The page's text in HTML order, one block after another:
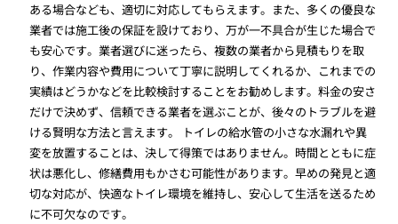
ある場合なども、適切に対応してもらえます。また、多くの優良な
業者では施工後の保証を設けており、万が一不具合が生じた場合で
も安心です。業者選びに迷ったら、複数の業者から見積もりを取
り、作業内容や費用について丁寧に説明してくれるか、これまでの
実績はどうかなどを比較検討することをお勧めします。料金の安さ
だけで決めず、信頼できる業者を選ぶことが、後々のトラブルを避
ける賢明な方法と言えます。 トイレの給水管の小さな水漏れや異
変を放置することは、決して得策ではありません。時間とともに症
状は悪化し、修繕費用もかさむ可能性があります。早めの発見と適
切な対応が、快適なトイレ環境を維持し、安心して生活を送るため
に不可欠なのです。